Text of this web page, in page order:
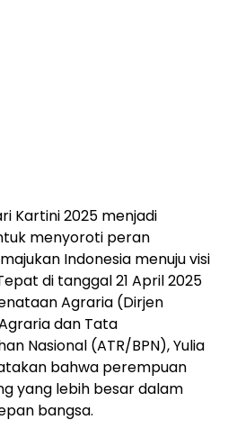
Kartini 2025 menjadi
menyoroti peran
Indonesia menuju visi
di tanggal 21 April 2025
Agraria (Dirjen
dan Tata
Nasional (ATR/BPN), Yulia
bahwa perempuan
yang lebih besar dalam
bangsa.